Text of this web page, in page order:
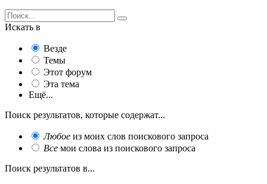
Искать в
Везде
Темы
Этот форум
Эта тема
Ещё...
Поиск результатов, которые содержат...
Любое из моих слов поискового запроса
Все мои слова из поискового запроса
Поиск результатов в...